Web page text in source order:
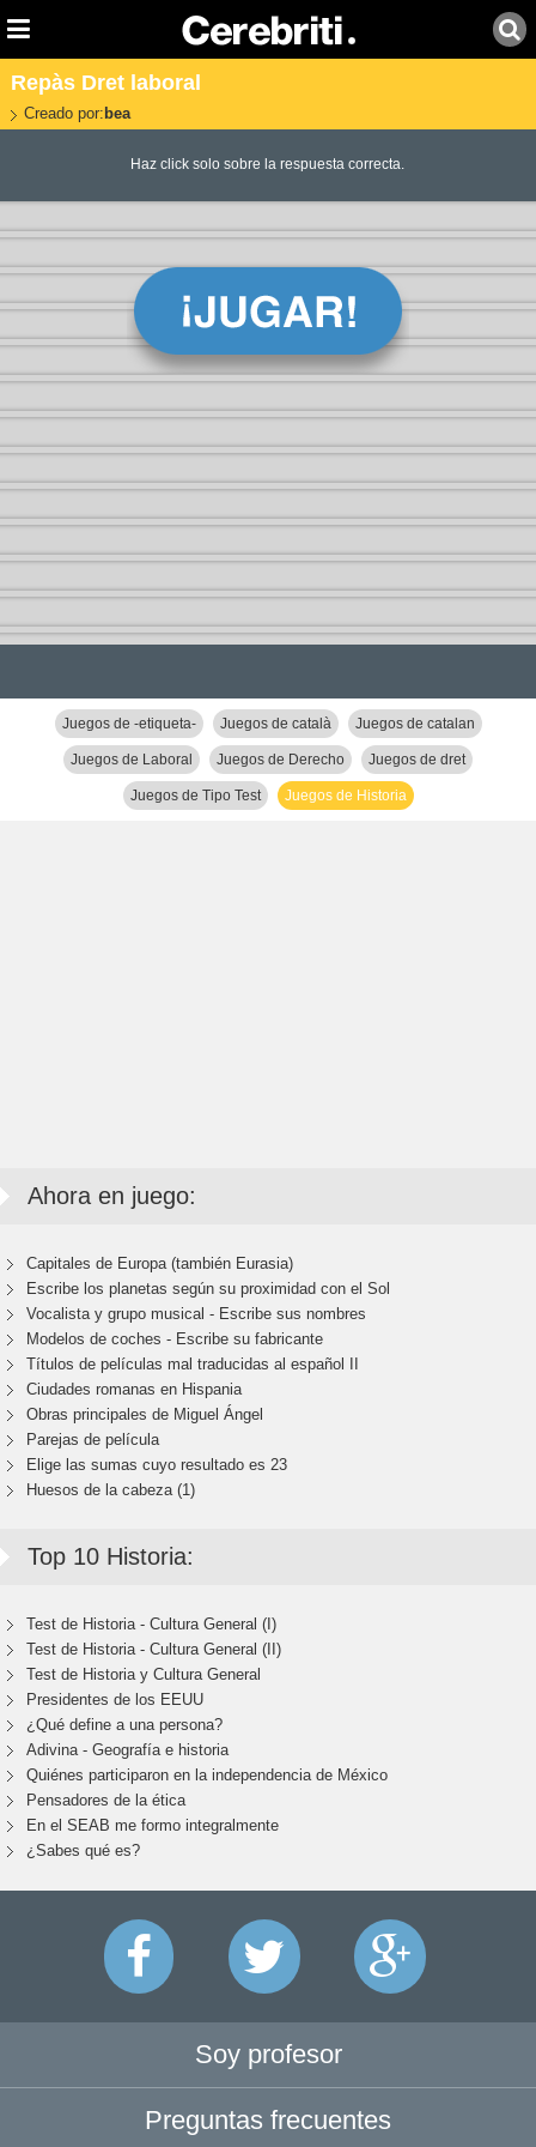
Repàs Dret laboral
Creado por: bea
Haz click solo sobre la respuesta correcta.
Juegos de -etiqueta- Juegos de català Juegos de catalan
Juegos de Laboral Juegos de Derecho Juegos de dret
Juegos de Tipo Test Juegos de Historia
Ahora en juego:
Capitales de Europa (también Eurasia)
Escribe los planetas según su proximidad con el Sol
Vocalista y grupo musical - Escribe sus nombres
Modelos de coches - Escribe su fabricante
Títulos de películas mal traducidas al español II
Ciudades romanas en Hispania
Obras principales de Miguel Ángel
Parejas de película
Elige las sumas cuyo resultado es 23
Huesos de la cabeza (1)
Top 10 Historia:
Test de Historia - Cultura General (I)
Test de Historia - Cultura General (II)
Test de Historia y Cultura General
Presidentes de los EEUU
¿Qué define a una persona?
Adivina - Geografía e historia
Quiénes participaron en la independencia de México
Pensadores de la ética
En el SEAB me formo integralmente
¿Sabes qué es?
Soy profesor
Preguntas frecuentes